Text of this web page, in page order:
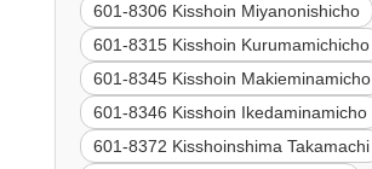
601-8306 Kisshoin Miyanonishicho
601-8315 Kisshoin Kurumamichicho
601-8345 Kisshoin Makieminamicho
601-8346 Kisshoin Ikedaminamicho
601-8372 Kisshoinshima Takamachi